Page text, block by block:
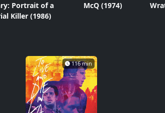
Portrait of a
Killer (1986)
McQ (1974)
116 min